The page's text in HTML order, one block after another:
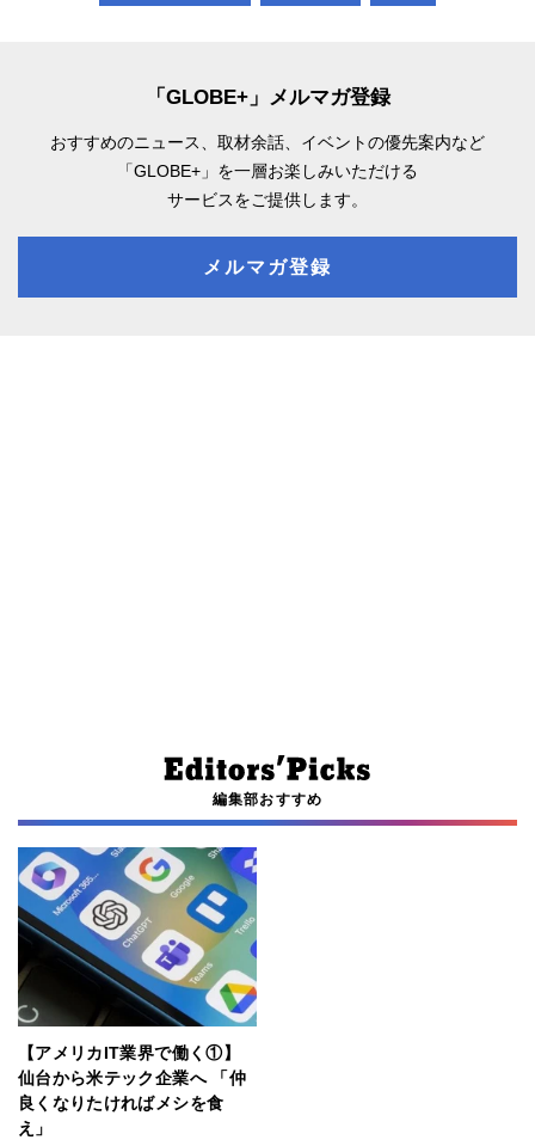
「GLOBE+」メルマガ登録
おすすめのニュース、取材余話、 イベントの優先案内など
「GLOBE+」を一層お楽しみいただける
サービスをご提供します。
メルマガ登録
編集部おすすめ
【アメリカIT業界で働く①】
仙台から米テック企業へ 「仲
良くなりたければメシを食
え」